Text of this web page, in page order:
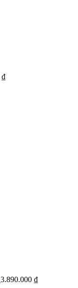
₫
3.890.000 ₫